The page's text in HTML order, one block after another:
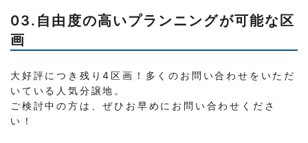
03.自由度の高いプランニングが可能な区
画
大好評につき残り4区画！多くのお問い合わせをいただ
いている人気分譲地。
ご検討中の方は、ぜひお早めにお問い合わせくださ
い！